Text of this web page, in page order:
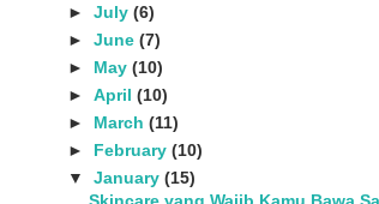
► July (6)
► June (7)
► May (10)
► April (10)
► March (11)
► February (10)
▼ January (15)